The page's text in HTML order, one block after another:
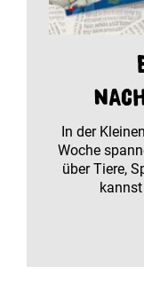
In der
Woche
über Tiere,